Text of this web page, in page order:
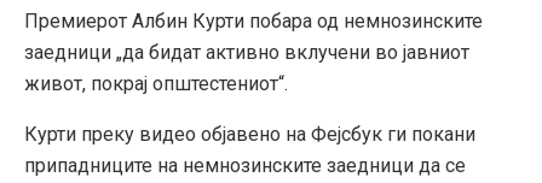
Премиерот Албин Курти побара од немнозинските
заедници „да бидат активно вклучени во јавниот
живот, покрај општестениот“.
Курти преку видео објавено на Фејсбук ги покани
припадниците на немнозинските заедници да се